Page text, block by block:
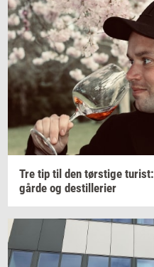
Tre tip til den tørsti­ge turist:
går­de og destil­le­ri­er